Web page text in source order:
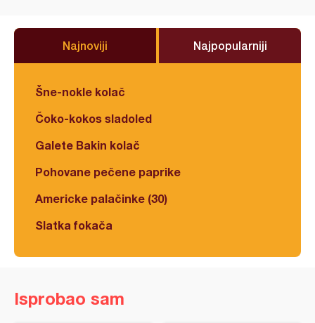
Najnoviji Najpopularniji
Šne-nokle kolač
Čoko-kokos sladoled
Galete Bakin kolač
Pohovane pečene paprike
Americke palačinke (30)
Slatka fokača
Isprobao sam